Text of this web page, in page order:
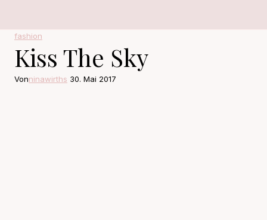
fashion
Kiss The Sky
Vonninawirths 30. Mai 2017